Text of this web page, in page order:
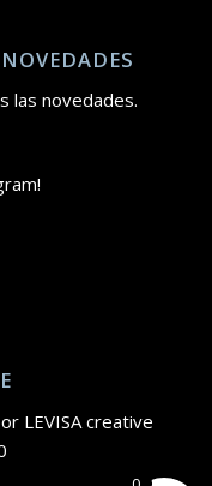
las novedades.
LEVISA creative